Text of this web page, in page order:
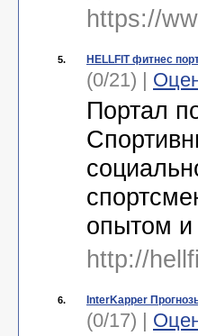
https://
5. HELLFIT фитнес
(0/21) |
Портал
опытом
http://
6. InterKapper
(0/17) |